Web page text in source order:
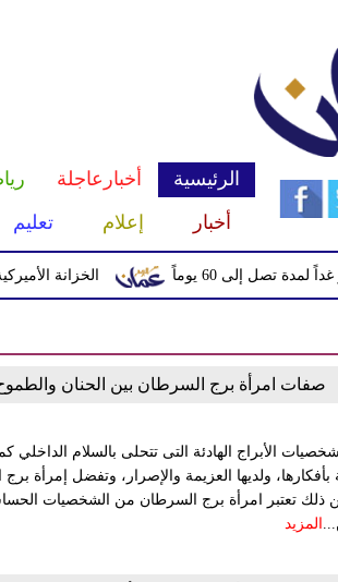
الرئيسية أخبارعاجلة
أخبار
إعلام تعليم
الخزانة إلى 60 يوماً
صفات امرأة برج السرطان بين الحنان
الأبراج الهادئة التى تتحلى بالسلام الداخلي
بأفكارها، ولديها العزيمة والإصرار، وتفضل إمرأة
ذلك تعتبر امرأة برج السرطان من الشخصيات
المزيد